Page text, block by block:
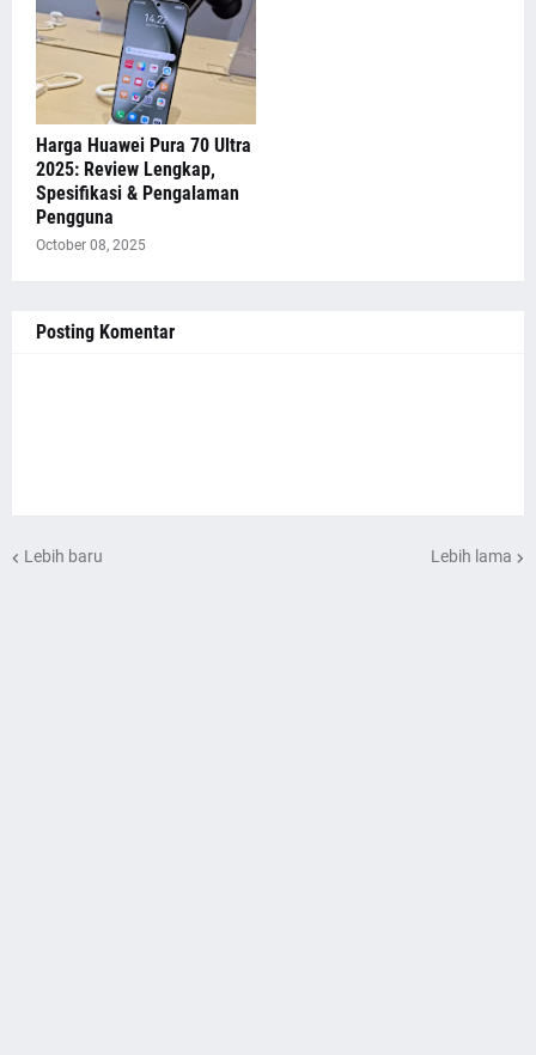
Harga Huawei Pura 70 Ultra
2025: Review Lengkap,
Spesifikasi & Pengalaman
Pengguna
October 08, 2025
Posting Komentar
Lebih baru Lebih lama